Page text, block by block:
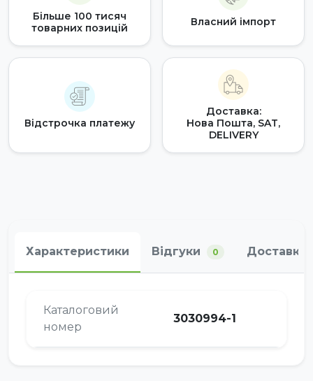
Більше 100 тисяч
товарних позицій
Власний імпорт
Відстрочка платежу
Доставка:
Нова Пошта, SAT,
DELIVERY
Характеристики Відгуки 0 Доставка
Каталоговий
номер
3030994-1